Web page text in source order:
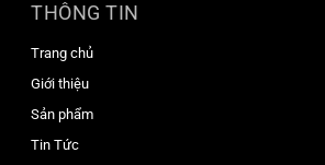
THÔNG TIN
Trang chủ
Giới thiệu
Sản phẩm
Tin Tức